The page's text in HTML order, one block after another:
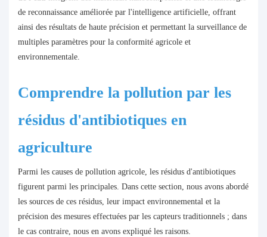
de reconnaissance améliorée par l'intelligence artificielle, offrant
ainsi des résultats de haute précision et permettant la surveillance de
multiples paramètres pour la conformité agricole et
environnementale.
Comprendre la pollution par les
résidus d'antibiotiques en
agriculture
Parmi les causes de pollution agricole, les résidus d'antibiotiques
figurent parmi les principales. Dans cette section, nous avons abordé
les sources de ces résidus, leur impact environnemental et la
précision des mesures effectuées par les capteurs traditionnels ; dans
le cas contraire, nous en avons expliqué les raisons.